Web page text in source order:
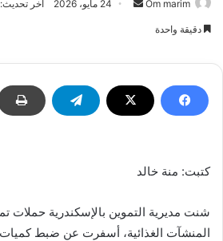
Om marim
أرسل 24 مايو، 2026 آخر تحديث: 24 مايو، 2026
دقيقة واحدة
كتبت: منة خالد
شنت مديرية التموين بالإسكندرية حملات
المنشآت الغذائية، أسفرت عن ضبط كميات